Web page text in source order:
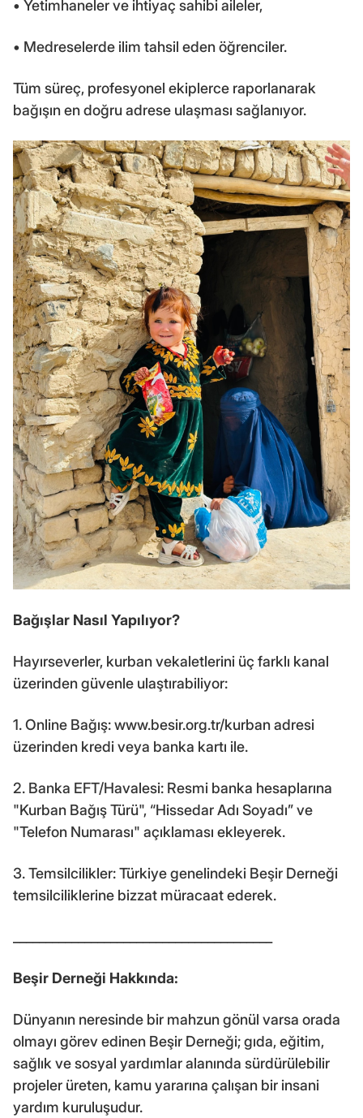
• Yetimhaneler ve ihtiyaç sahibi aileler,
• Medreselerde ilim tahsil eden öğrenciler.
Tüm süreç, profesyonel ekiplerce raporlanarak
bağışın en doğru adrese ulaşması sağlanıyor.
Bağışlar Nasıl Yapılıyor?
Hayırseverler, kurban vekaletlerini üç farklı kanal
üzerinden güvenle ulaştırabiliyor:
1. Online Bağış: www.besir.org.tr/kurban adresi
üzerinden kredi veya banka kartı ile.
2. Banka EFT/Havalesi: Resmi banka hesaplarına
"Kurban Bağış Türü", “Hissedar Adı Soyadı” ve
"Telefon Numarası" açıklaması ekleyerek.
3. Temsilcilikler: Türkiye genelindeki Beşir Derneği
temsilciliklerine bizzat müracaat ederek.
Beşir Derneği Hakkında:
Dünyanın neresinde bir mahzun gönül varsa orada
olmayı görev edinen Beşir Derneği; gıda, eğitim,
sağlık ve sosyal yardımlar alanında sürdürülebilir
projeler üreten, kamu yararına çalışan bir insani
yardım kuruluşudur.